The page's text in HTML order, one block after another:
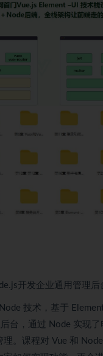
开发企业通用管理后
技术，基于
后台，通过 Node 实现
。课程对 Vue 和